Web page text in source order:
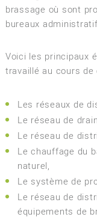
brassage où sont
bureaux
Voici les principaux
travaillé au cours de
Les réseaux de
Le réseau de
Le réseau de
Le chauffage du
naturel,
Le système de
Le réseau de
équipements de